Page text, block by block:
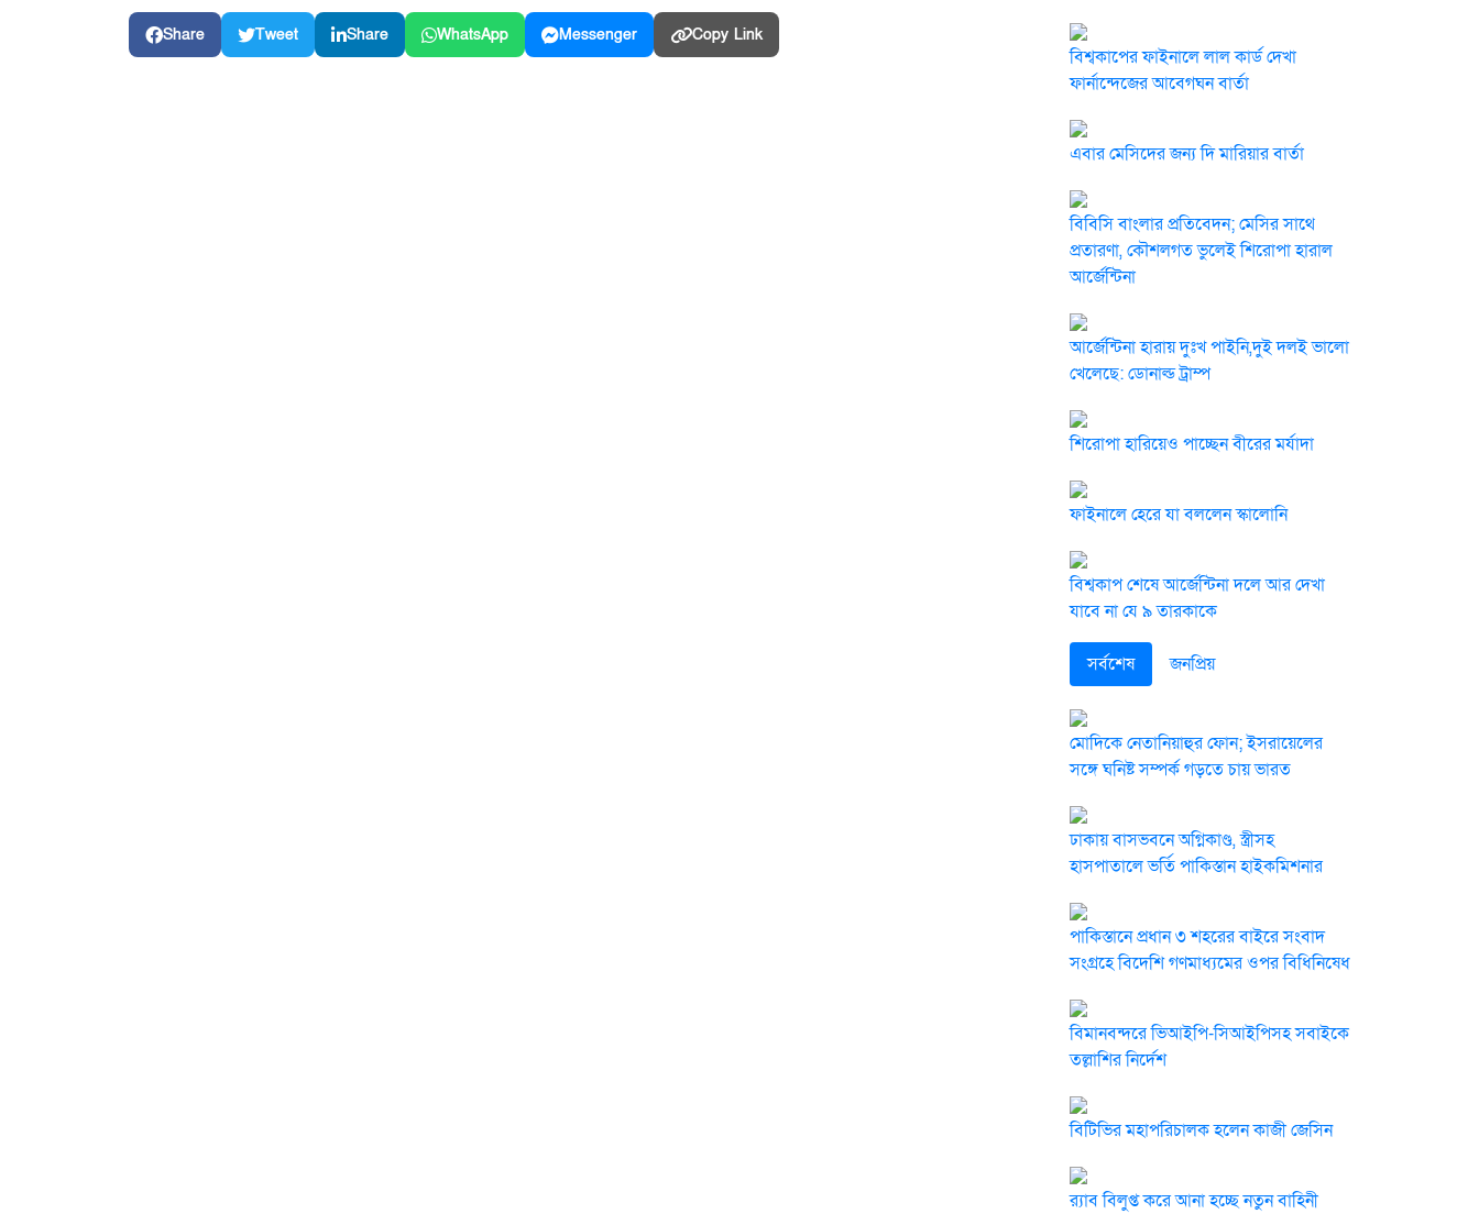
Share Tweet Share WhatsApp Messenger Copy Link
বিশ্বকাপের ফাইনালে লাল কার্ড দেখা
ফার্নান্দেজের আবেগঘন বার্তা
এবার মেসিদের জন্য দি মারিয়ার বার্তা
বিবিসি বাংলার প্রতিবেদন; মেসির সাথে
প্রতারণা, কৌশলগত ভুলেই শিরোপা হারাল
আর্জেন্টিনা
আর্জেন্টিনা হারায় দুঃখ পাইনি,দুই দলই ভালো
খেলেছে: ডোনাল্ড ট্রাম্প
শিরোপা হারিয়েও পাচ্ছেন বীরের মর্যাদা
ফাইনালে হেরে যা বললেন স্কালোনি
বিশ্বকাপ শেষে আর্জেন্টিনা দলে আর দেখা
যাবে না যে ৯ তারকাকে
সর্বশেষ জনপ্রিয়
মোদিকে নেতানিয়াহুর ফোন; ইসরায়েলের
সঙ্গে ঘনিষ্ট সম্পর্ক গড়তে চায় ভারত
ঢাকায় বাসভবনে অগ্নিকাণ্ড, স্ত্রীসহ
হাসপাতালে ভর্তি পাকিস্তান হাইকমিশনার
পাকিস্তানে প্রধান ৩ শহরের বাইরে সংবাদ
সংগ্রহে বিদেশি গণমাধ্যমের ওপর বিধিনিষেধ
বিমানবন্দরে ভিআইপি-সিআইপিসহ সবাইকে
তল্লাশির নির্দেশ
বিটিভির মহাপরিচালক হলেন কাজী জেসিন
র‍্যাব বিলুপ্ত করে আনা হচ্ছে নতুন বাহিনী